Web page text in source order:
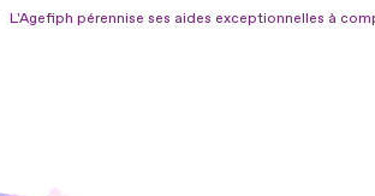
L'Agefiph pérennise ses aides exceptionnelles à